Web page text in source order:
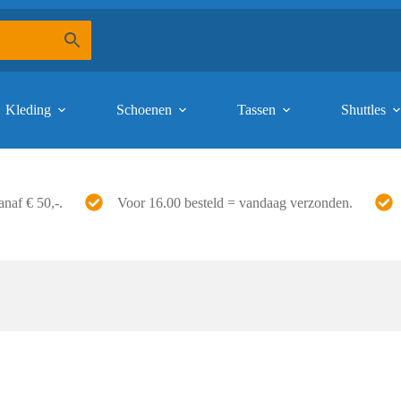
Kleding Schoenen Tassen Shuttles
€ 50,-. Voor 16.00 besteld = vandaag verzonden.